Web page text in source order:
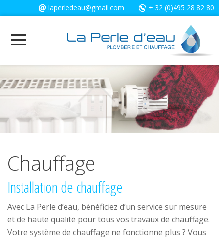
+ 32 (0)495 28 82 80
laperledeau@gmail.com
Chauffage
Installation de chauffage
Avec La Perle d’eau, bénéficiez d’un service sur mesure
et de haute qualité pour tous vos travaux de chauffage.
Votre système de chauffage ne fonctionne plus ? Vous
Cookies management panel